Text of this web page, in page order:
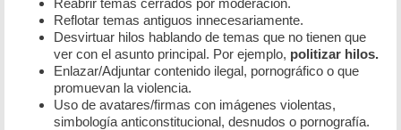
Reflotar temas antiguos innecesariamente.
Desvirtuar hilos hablando de temas que no tienen que
ver con el asunto principal. Por ejemplo, politizar hilos.
Enlazar/Adjuntar contenido ilegal, pornográfico o que
promuevan la violencia.
Uso de avatares/firmas con imágenes violentas,
simbología anticonstitucional, desnudos o pornografía.